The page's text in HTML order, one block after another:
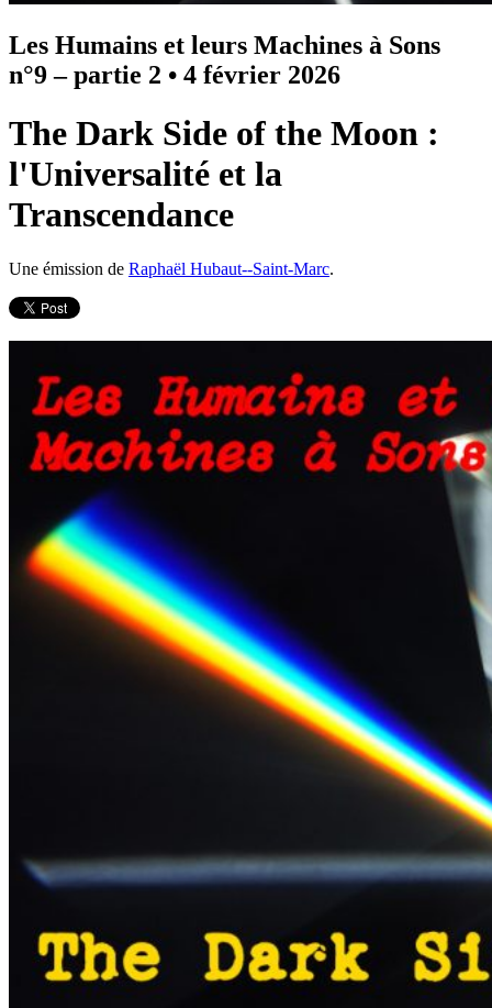
Les Humains et leurs Machines à Sons
n°9 – partie 2 • 4 février 2026
The Dark Side of the Moon :
l'Universalité et la
Transcendance
Une émission de Raphaël Hubaut--Saint-Marc.